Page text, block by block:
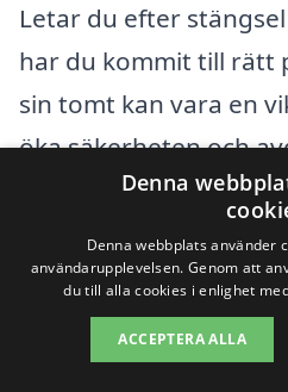
Letar du efter
har du kommit till rätt
sin tomt kan vara en
öka säkerheten och
Om du är osäker på
eller vilka alternativ
kan hjälp från
vara ovärderlig. Det
de närliggande
Denna
Denna webbplats använder
användarupplevelsen. Genom att
du till alla cookies i enlighet
ACCEPTERA ALLA